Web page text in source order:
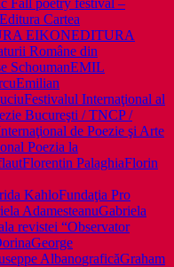
Fall poetry festival –
Editura Cartea
EIKONEDITURA
Române din
SchoumanEMIL
Emilian
Festivalul Internaţional al
Bucureşti / TNCP /
de Poezie şi Arte
Poezia la
Florentin PalaghiaFlorin
KahloFundaţia Pro
AdamesteanuGabriela
revistei “Observator
George
AlbanograficăGraham